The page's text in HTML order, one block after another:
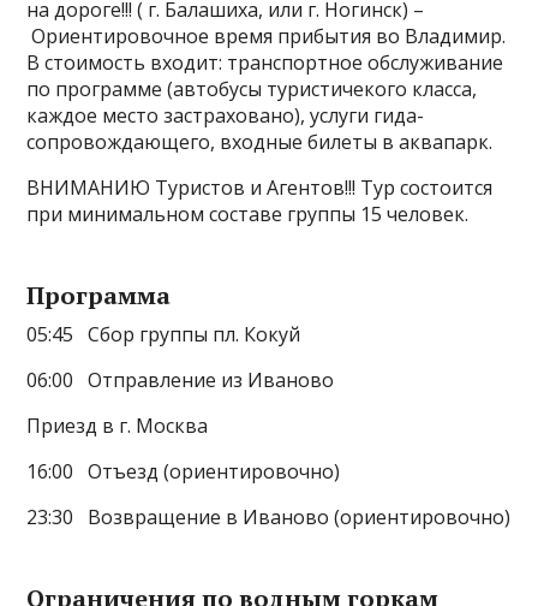
на дороге!!! ( г. Балашиха, или г. Ногинск) –
Ориентировочное время прибытия во Владимир.
В стоимость входит: транспортное обслуживание
по программе (автобусы туристичекого класса,
каждое место застраховано), услуги гида-
сопровождающего, входные билеты в аквапарк.
ВНИМАНИЮ Туристов и Агентов!!! Тур состоится
при минимальном составе группы 15 человек.
Программа
05:45 Сбор группы пл. Кокуй
06:00 Отправление из Иваново
Приезд в г. Москва
16:00 Отъезд (ориентировочно)
23:30 Возвращение в Иваново (ориентировочно)
Ограничения по водным горкам